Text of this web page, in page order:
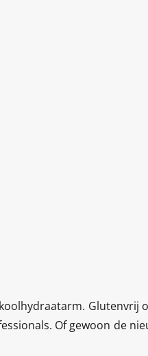
Glutenvrij
Of gewoon de